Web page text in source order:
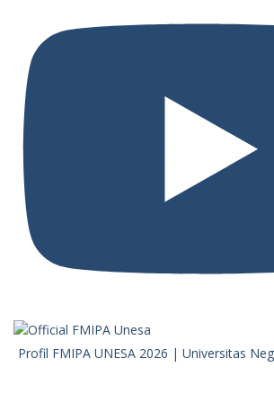
Profil FMIPA UNESA 2026 | Universitas